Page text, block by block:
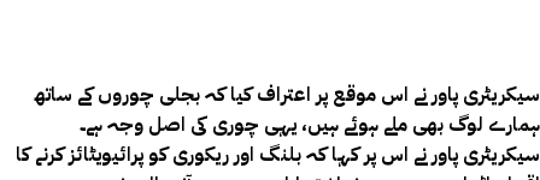
سیکریٹری پاور نے اس موقع پر اعتراف کیا کہ بجلی چوروں کے ساتھ
ہمارے لوگ بھی ملے ہوئے ہیں، یہی چوری کی اصل وجہ ہے۔
سیکریٹری پاور نے اس پر کہا کہ بلنگ اور ریکوری کو پرائیویٹائز کرنے کا